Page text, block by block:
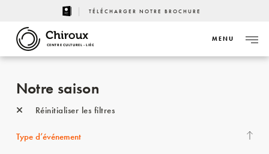
TÉLÉCHARGER NOTRE BROCHURE
CENTRE CULTUREL - LIÈGE
MENU
Notre saison
Réinitialiser les filtres
Type d’événement